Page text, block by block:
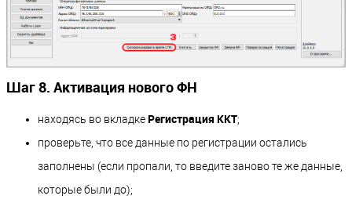
Шаг 8. Активация нового ФН
находясь во вкладке Регистрация ККТ;
проверьте, что все данные по регистрации остались
заполнены (если пропали, то введите заново те же данные,
которые были до);